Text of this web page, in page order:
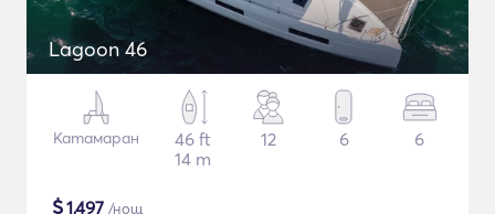
Lagoon 46
Катамаран
46 ft
14 m
12 6 6
$1,497 /нощ